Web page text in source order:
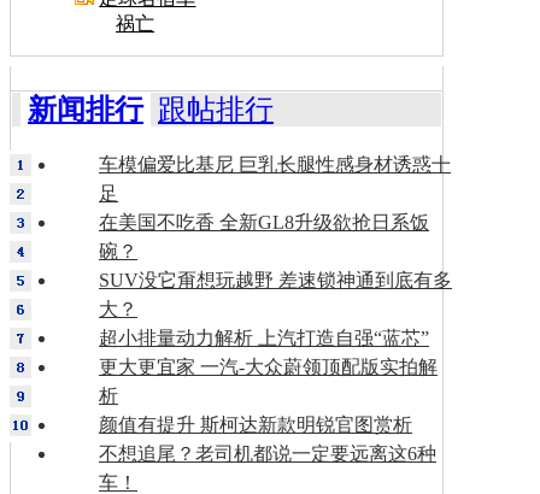
祸亡
新闻排行 跟帖排行
车模偏爱比基尼 巨乳长腿性感身材诱惑十
足
在美国不吃香 全新GL8升级欲抢日系饭
碗？
SUV没它甭想玩越野 差速锁神通到底有多
大？
超小排量动力解析 上汽打造自强“蓝芯”
更大更宜家 一汽-大众蔚领顶配版实拍解
析
颜值有提升 斯柯达新款明锐官图赏析
不想追尾？老司机都说一定要远离这6种
车！